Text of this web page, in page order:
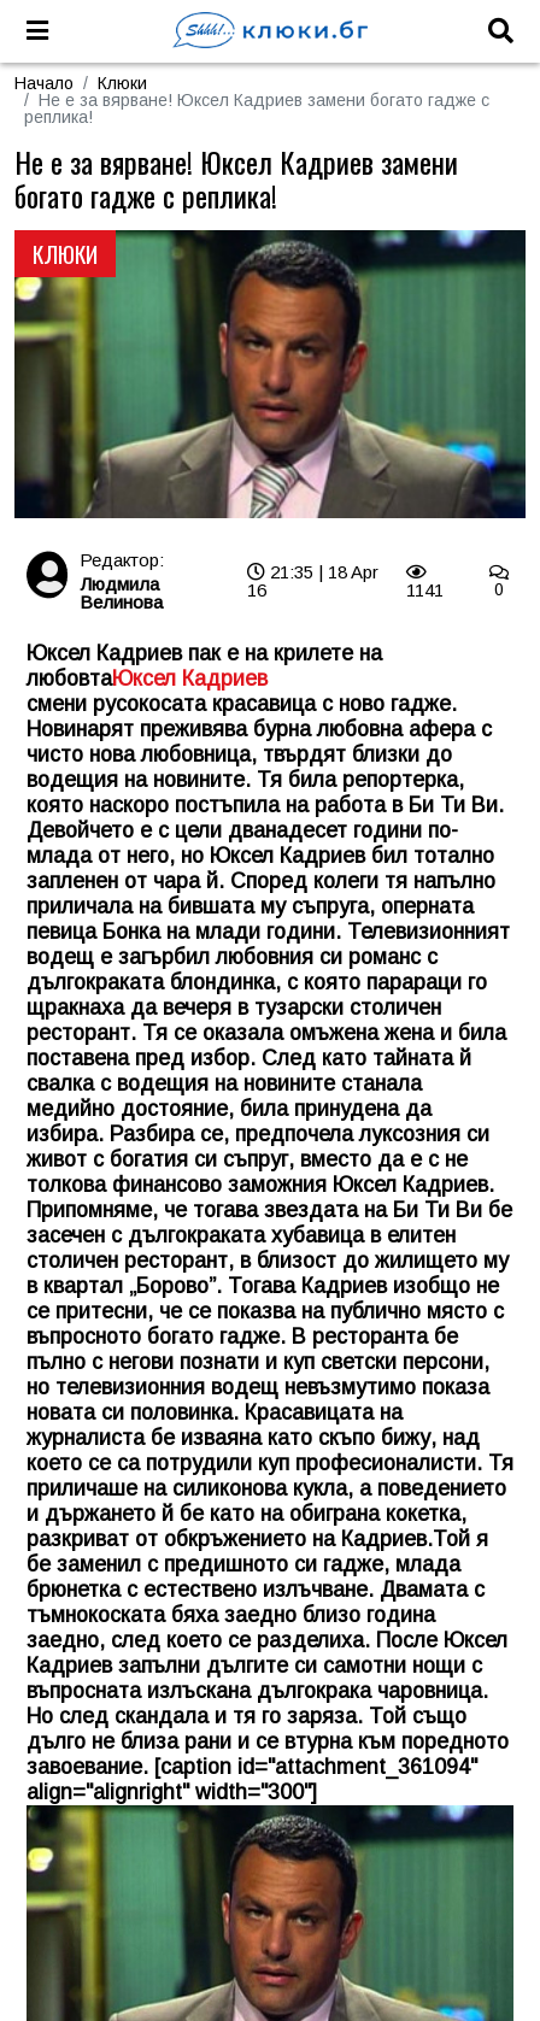
Начало
Клюки
Не е за вярване! Юксел Кадриев замени богато гадже с
реплика!
КЛЮКИ
Не е за вярване! Юксел Кадриев замени
богато гадже с реплика!
Редактор:
Людмила
Велинова
21:35 | 18 Apr
16
1141 0
Юксел Кадриев пак е на крилете на
любовтаЮксел Кадриев
смени русокосата красавица с ново гадже.
Новинарят преживява бурна любовна афера с
чисто нова любовница, твърдят близки до
водещия на новините. Тя била репортерка,
която наскоро постъпила на работа в Би Ти Ви.
Девойчето е с цели дванадесет години по-
млада от него, но Юксел Кадриев бил тотално
запленен от чара й. Според колеги тя напълно
приличала на бившата му съпруга, оперната
певица Бонка на млади години. Телевизионният
водещ е загърбил любовния си романс с
дългокраката блондинка, с която парараци го
щракнаха да вечеря в тузарски столичен
ресторант. Тя се оказала омъжена жена и била
поставена пред избор. След като тайната й
свалка с водещия на новините станала
медийно достояние, била принудена да
избира. Разбира се, предпочела луксозния си
живот с богатия си съпруг, вместо да е с не
толкова финансово заможния Юксел Кадриев.
Припомняме, че тогава звездата на Би Ти Ви бе
засечен с дългокраката хубавица в елитен
столичен ресторант, в близост до жилището му
в квартал „Борово”. Тогава Кадриев изобщо не
се притесни, че се показва на публично място с
въпросното богато гадже. В ресторанта бе
пълно с негови познати и куп светски персони,
но телевизионния водещ невъзмутимо показа
новата си половинка. Красавицата на
журналиста бе изваяна като скъпо бижу, над
което се са потрудили куп професионалисти. Тя
приличаше на силиконова кукла, а поведението
и държането й бе като на обиграна кокетка,
разкриват от обкръжението на Кадриев.Той я
бе заменил с предишното си гадже, млада
брюнетка с естествено излъчване. Двамата с
тъмнокоската бяха заедно близо година
заедно, след което се разделиха. После Юксел
Кадриев запълни дългите си самотни нощи с
въпросната излъскана дългокрака чаровница.
Но след скандала и тя го заряза. Той също
дълго не близа рани и се втурна към поредното
завоевание. [caption id="attachment_361094"
align="alignright" width="300"]